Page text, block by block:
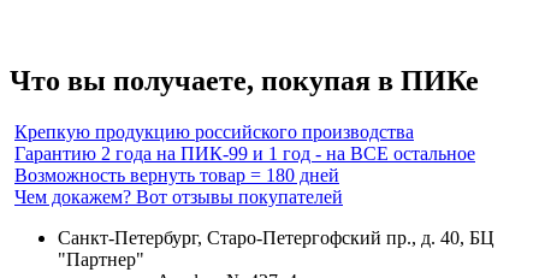
Что вы получаете, покупая в ПИКе
Крепкую продукцию российского производства
Гарантию 2 года на ПИК-99 и 1 год - на ВСЕ остальное
Возможность вернуть товар = 180 дней
Чем докажем? Вот отзывы покупателей
Санкт-Петербург, Старо-Петергофский пр., д. 40, БЦ
"Партнер"